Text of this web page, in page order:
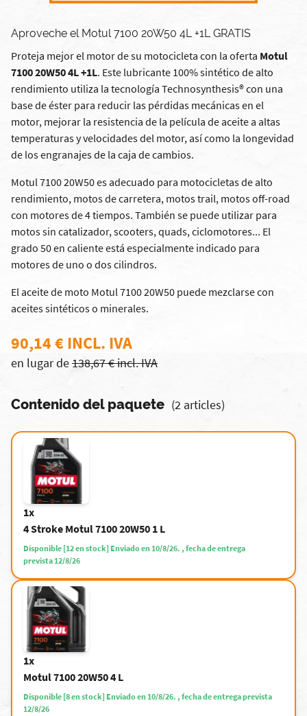
Aproveche el Motul 7100 20W50 4L +1L GRATIS
Proteja mejor el motor de su motocicleta con la oferta Motul
7100 20W50 4L +1L. Este lubricante 100% sintético de alto
rendimiento utiliza la tecnología Technosynthesis® con una
base de éster para reducir las pérdidas mecánicas en el
motor, mejorar la resistencia de la película de aceite a altas
temperaturas y velocidades del motor, así como la longevidad
de los engranajes de la caja de cambios.
Motul 7100 20W50 es adecuado para motocicletas de alto
rendimiento, motos de carretera, motos trail, motos off-road
con motores de 4 tiempos. También se puede utilizar para
motos sin catalizador, scooters, quads, ciclomotores... El
grado 50 en caliente está especialmente indicado para
motores de uno o dos cilindros.
El aceite de moto Motul 7100 20W50 puede mezclarse con
aceites sintéticos o minerales.
90,14 € INCL. IVA
en lugar de138,67 € incl. IVA
Contenido del paquete (2 articles)
1x
4 Stroke Motul 7100 20W50 1 L
Disponible [12 en stock] Enviado en 10/8/26. , fecha de entrega
prevista 12/8/26
1x
Motul 7100 20W50 4 L
Disponible [8 en stock] Enviado en 10/8/26. , fecha de entrega prevista
12/8/26